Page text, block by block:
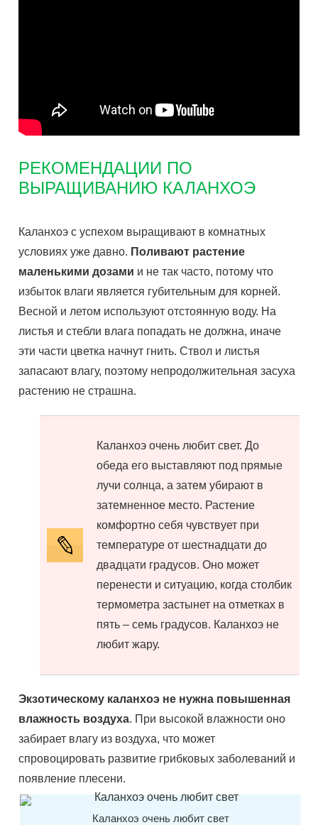
РЕКОМЕНДАЦИИ ПО
ВЫРАЩИВАНИЮ КАЛАНХОЭ
Каланхоэ с успехом выращивают в комнатных
условиях уже давно. Поливают растение
маленькими дозами и не так часто, потому что
избыток влаги является губительным для корней.
Весной и летом используют отстоянную воду. На
листья и стебли влага попадать не должна, иначе
эти части цветка начнут гнить. Ствол и листья
запасают влагу, поэтому непродолжительная засуха
растению не страшна.
Каланхоэ очень любит свет. До
обеда его выставляют под прямые
лучи солнца, а затем убирают в
затемненное место. Растение
комфортно себя чувствует при
температуре от шестнадцати до
двадцати градусов. Оно может
перенести и ситуацию, когда столбик
термометра застынет на отметках в
пять – семь градусов. Каланхоэ не
любит жару.
Экзотическому каланхоэ не нужна повышенная
влажность воздуха. При высокой влажности оно
забирает влагу из воздуха, что может
спровоцировать развитие грибковых заболеваний и
появление плесени.
Каланхоэ очень любит свет